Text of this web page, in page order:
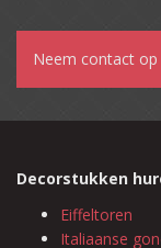
Neem contact op
Decorstukken
Eiffeltoren
Italiaanse